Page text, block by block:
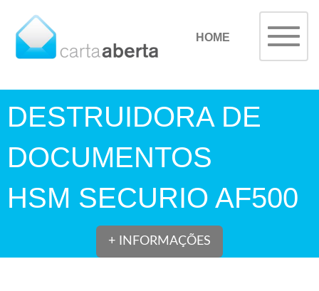
HOME
DESTRUIDORA DE
DOCUMENTOS
HSM SECURIO AF500
+ INFORMAÇÕES